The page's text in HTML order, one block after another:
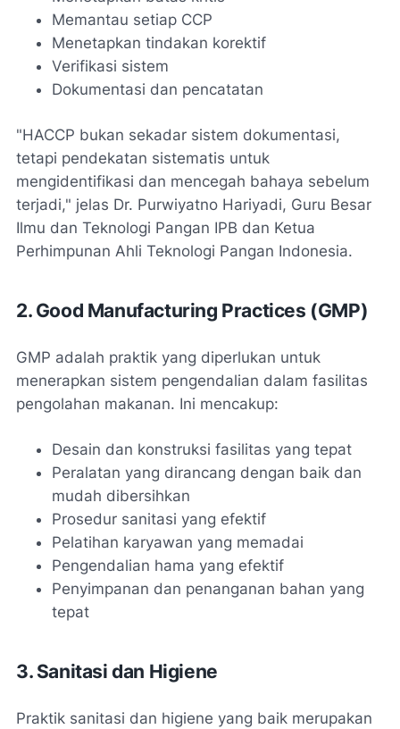
Memantau setiap CCP
Menetapkan tindakan korektif
Verifikasi sistem
Dokumentasi dan pencatatan
"HACCP bukan sekadar sistem dokumentasi,
tetapi pendekatan sistematis untuk
mengidentifikasi dan mencegah bahaya sebelum
terjadi," jelas Dr. Purwiyatno Hariyadi, Guru Besar
Ilmu dan Teknologi Pangan IPB dan Ketua
Perhimpunan Ahli Teknologi Pangan Indonesia.
2. Good Manufacturing Practices (GMP)
GMP adalah praktik yang diperlukan untuk
menerapkan sistem pengendalian dalam fasilitas
pengolahan makanan. Ini mencakup:
Desain dan konstruksi fasilitas yang tepat
Peralatan yang dirancang dengan baik dan
mudah dibersihkan
Prosedur sanitasi yang efektif
Pelatihan karyawan yang memadai
Pengendalian hama yang efektif
Penyimpanan dan penanganan bahan yang
tepat
3. Sanitasi dan Higiene
Praktik sanitasi dan higiene yang baik merupakan